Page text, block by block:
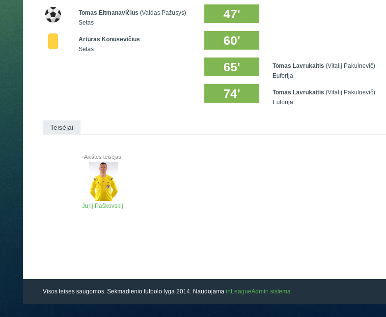
Tomas Eitmanavičius (Vaidas Pažusys)
Setas
47'
Artūras Konusevičius
Setas
60'
65'
Tomas Lavrukaitis (Vitalij Pakulnevič)
Euforija
74' Tomas Lavrukaitis (Vitalij Pakulnevič)
Euforija
Teisėjai
Aikštės teisėjas
Jurij Paškovskij
Visos teisės saugomos. Sekmadienio futbolo lyga 2014. Naudojama inLeagueAdmin sistema